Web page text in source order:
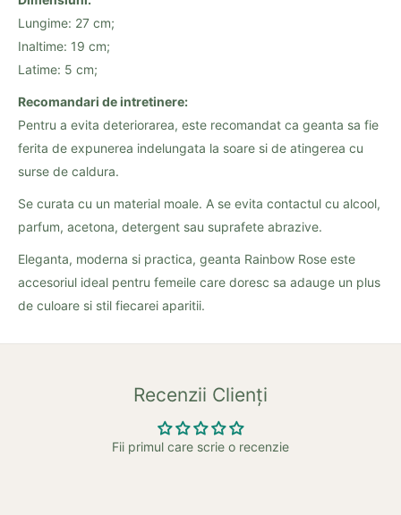
Lungime: 27 cm;
Inaltime: 19 cm;
Latime: 5 cm;
Recomandari de intretinere:
Pentru a evita deteriorarea, este recomandat ca geanta sa fie
ferita de expunerea indelungata la soare si de atingerea cu
surse de caldura.
Se curata cu un material moale. A se evita contactul cu alcool,
parfum, acetona, detergent sau suprafete abrazive.
Eleganta, moderna si practica, geanta Rainbow Rose este
accesoriul ideal pentru femeile care doresc sa adauge un plus
de culoare si stil fiecarei aparitii.
Recenzii Clienți
Fii primul care scrie o recenzie